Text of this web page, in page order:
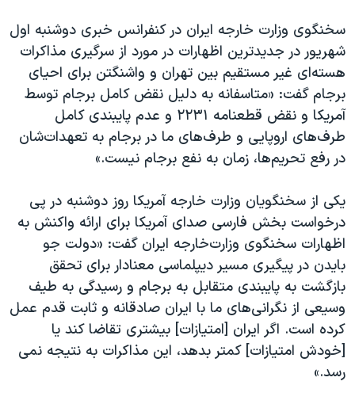
اسرائیل در جنگ
نرگس محمدی برنده جایزه نوبل صلح
همایش محافظه‌کاران آمریکا «سی‌پک»
صفحه‌های ویژه
سفر پرزیدنت ترامپ به چین
سخنگوی وزارت خارجه ایران در کنفرانس خبری دوشنبه اول
شهریور در جدیدترین اظهارات در مورد از سرگیری مذاکرات
هسته‌ای غیر مستقیم بین تهران و واشنگتن برای احیای
برجام گفت: «متاسفانه به دلیل نقض کامل برجام توسط
آمریکا و نقض قطعنامه ۲۲۳۱ و عدم پایبندی کامل
طرف‌های اروپایی و طرف‌های ما در برجام به تعهدات‌شان
در رفع تحریم‌ها، زمان به نفع برجام نیست.»
یکی از سخنگویان وزارت خارجه آمریکا روز دوشنبه در پی
درخواست بخش فارسی صدای آمریکا برای ارائه واکنش به
اظهارات سخنگوی وزارت‌خارجه ایران گفت: «دولت جو
بایدن در پیگیری مسیر دیپلماسی معنادار برای تحقق
بازگشت به پایبندی متقابل به برجام و رسیدگی به طیف
وسیعی از نگرانی‌های ما با ایران صادقانه و ثابت قدم عمل
کرده است. اگر ایران [امتیازات] بیشتری تقاضا کند یا
[خودش امتیازات] کمتر بدهد، این مذاکرات به نتیجه نمی
رسد.»